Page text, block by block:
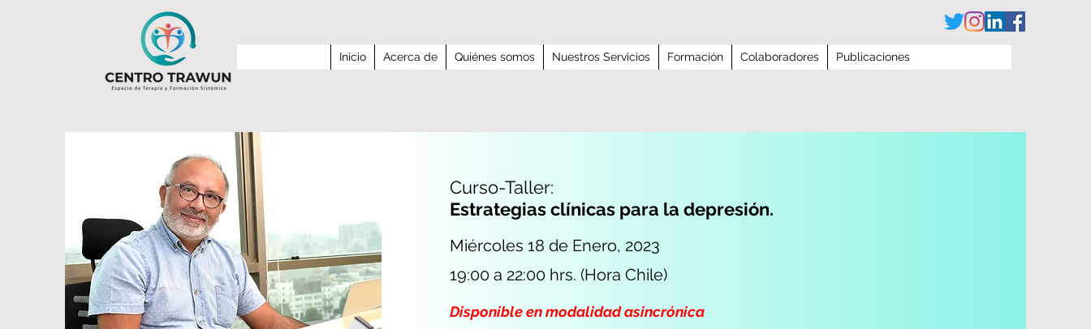
Inicio Acerca de Quiénes somos Nuestros Servicios Formación Colaboradores Publicaciones
Curso-Taller:
Estrategias clínicas para la depresión.
Miércoles 18 de Enero, 2023
19:00 a 22:00 hrs. (Hora Chile)
Disponible en modalidad asincrónica